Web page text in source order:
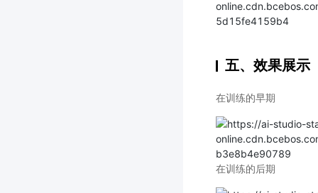
五、效果展示
在训练的早期
在训练的后期